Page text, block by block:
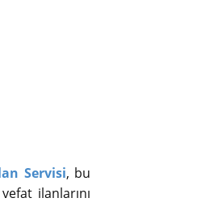
Servisi, bu
ilanlarını